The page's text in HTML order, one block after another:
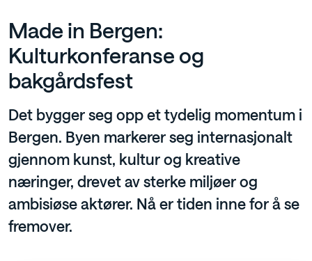
Made in Bergen:
Kulturkonferanse og
bakgårdsfest
Det bygger seg opp et tydelig momentum i
Bergen. Byen markerer seg internasjonalt
gjennom kunst, kultur og kreative
næringer, drevet av sterke miljøer og
ambisiøse aktører. Nå er tiden inne for å se
fremover.